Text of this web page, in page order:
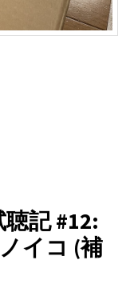
聴記 #12:
イコ (補